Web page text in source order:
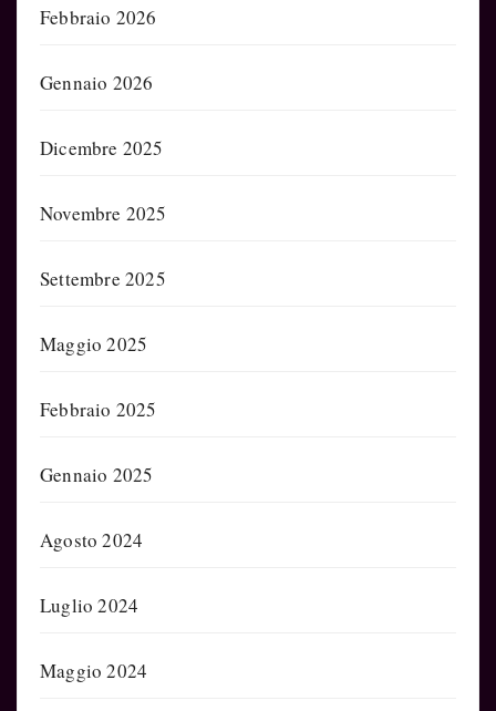
Febbraio 2026
Gennaio 2026
Dicembre 2025
Novembre 2025
Settembre 2025
Maggio 2025
Febbraio 2025
Gennaio 2025
Agosto 2024
Luglio 2024
Maggio 2024